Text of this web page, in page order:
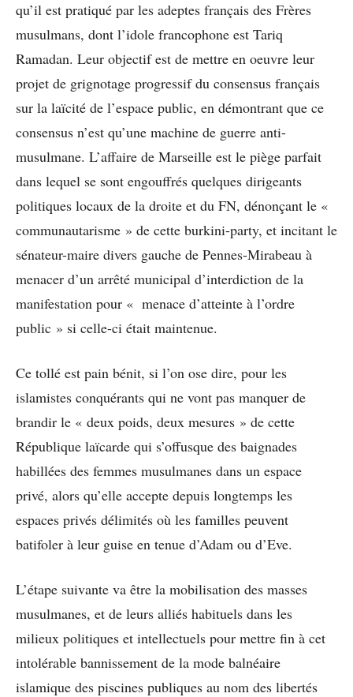
qu’il est pratiqué par les adeptes français des Frères
musulmans, dont l’idole francophone est Tariq
Ramadan. Leur objectif est de mettre en oeuvre leur
projet de grignotage progressif du consensus français
sur la laïcité de l’espace public, en démontrant que ce
consensus n’est qu’une machine de guerre anti-
musulmane. L’affaire de Marseille est le piège parfait
dans lequel se sont engouffrés quelques dirigeants
politiques locaux de la droite et du FN, dénonçant le «
communautarisme » de cette burkini-party, et incitant le
sénateur-maire divers gauche de Pennes-Mirabeau à
menacer d’un arrêté municipal d’interdiction de la
manifestation pour « menace d’atteinte à l’ordre
public » si celle-ci était maintenue.
Ce tollé est pain bénit, si l’on ose dire, pour les
islamistes conquérants qui ne vont pas manquer de
brandir le « deux poids, deux mesures » de cette
République laïcarde qui s’offusque des baignades
habillées des femmes musulmanes dans un espace
privé, alors qu’elle accepte depuis longtemps les
espaces privés délimités où les familles peuvent
batifoler à leur guise en tenue d’Adam ou d’Eve.
L’étape suivante va être la mobilisation des masses
musulmanes, et de leurs alliés habituels dans les
milieux politiques et intellectuels pour mettre fin à cet
intolérable bannissement de la mode balnéaire
islamique des piscines publiques au nom des libertés